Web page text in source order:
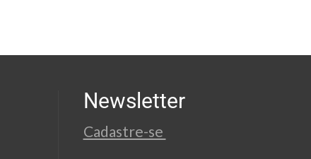
Newsletter
Cadastre-se